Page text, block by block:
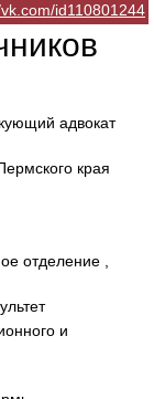
id110801244
адвокат
края
отделение ,
и